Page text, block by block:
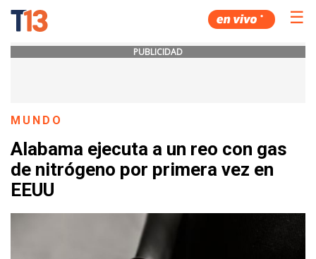
☰
PUBLICIDAD
MUNDO
Alabama ejecuta a un reo con gas
de nitrógeno por primera vez en
EEUU